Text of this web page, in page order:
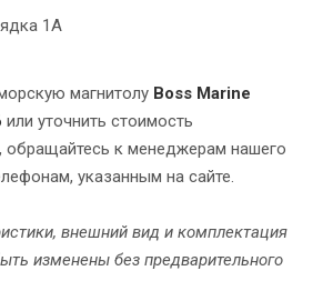
1A
магнитолу Boss Marine
или уточнить стоимость
обращайтесь к менеджерам нашего
указанным на сайте.
внешний вид и комплектация
изменены без предварительного